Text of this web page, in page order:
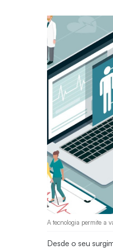
A tecnologia permite a
Desde o seu